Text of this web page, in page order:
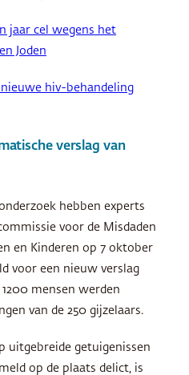
jaar cel wegens het
Joden
hiv-behandeling
verslag van
hebben experts
voor de Misdaden
en Kinderen op 7 oktober
voor een nieuw verslag
mensen werden
van de 250 gijzelaars.
uitgebreide getuigenissen
op de plaats delict, is